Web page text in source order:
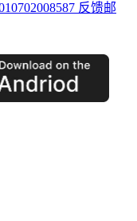
反馈邮